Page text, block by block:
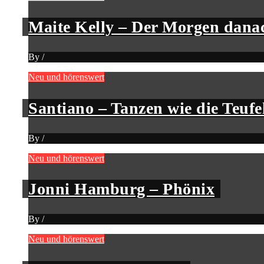
Maite Kelly – Der Morgen
By /
Neu und hörenswert
Santiano – Tanzen wie die
By /
Neu und hörenswert
Jonni Hamburg – Phönix
By /
Neu und hörenswert